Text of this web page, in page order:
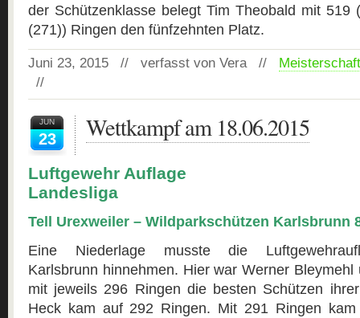
der Schützenklasse belegt Tim Theobald mit 519
(271)) Ringen den fünfzehnten Platz.
Juni 23, 2015 // verfasst von Vera //
//
JUN
23 Wettkampf am 18.06.2015
Luftgewehr Auflage
Landesliga
Tell Urexweiler – Wildparkschützen Karlsbrunn
Eine Niederlage musste die
Karlsbrunn hinnehmen. Hier war Werner
mit jeweils 296 Ringen die besten Schützen
Heck kam auf 292 Ringen. Mit 291 Ringen kam